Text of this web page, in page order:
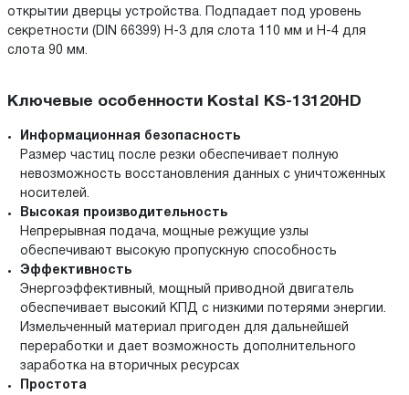
открытии дверцы устройства. Подпадает под уровень
секретности (DIN 66399) H-3 для слота 110 мм и H-4 для
слота 90 мм.
Ключевые особенности Kostal KS-13120HD
Информационная безопасность
Размер частиц после резки обеспечивает полную
невозможность восстановления данных с уничтоженных
носителей.
Высокая производительность
Непрерывная подача, мощные режущие узлы
обеспечивают высокую пропускную способность
Эффективность
Энергоэффективный, мощный приводной двигатель
обеспечивает высокий КПД с низкими потерями энергии.
Измельченный материал пригоден для дальнейшей
переработки и дает возможность дополнительного
заработка на вторичных ресурсах
Простота